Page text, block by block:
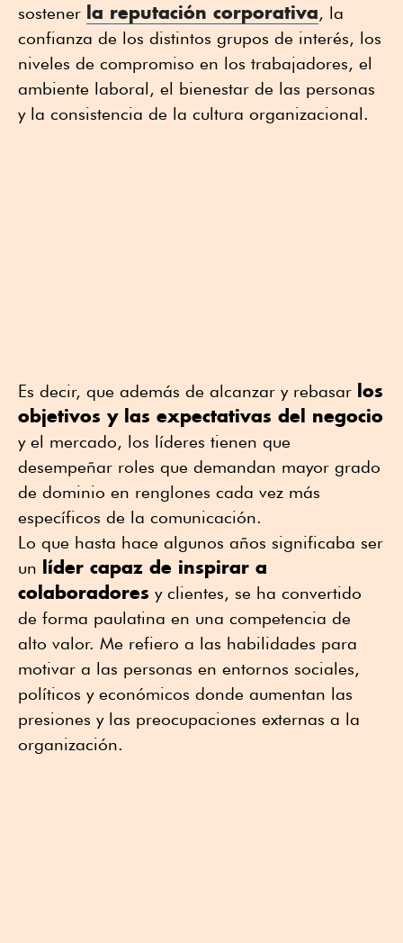
sostener la reputación corporativa, la
confianza de los distintos grupos de interés, los
niveles de compromiso en los trabajadores, el
ambiente laboral, el bienestar de las personas
y la consistencia de la cultura organizacional.
Es decir, que además de alcanzar y rebasar los
objetivos y las expectativas del negocio
y el mercado, los líderes tienen que
desempeñar roles que demandan mayor grado
de dominio en renglones cada vez más
específicos de la comunicación.
Lo que hasta hace algunos años significaba ser
un
líder capaz de inspirar a
colaboradores y clientes, se ha convertido
de forma paulatina en una competencia de
alto valor. Me refiero a las habilidades para
motivar a las personas en entornos sociales,
políticos y económicos donde aumentan las
presiones y las preocupaciones externas a la
organización.